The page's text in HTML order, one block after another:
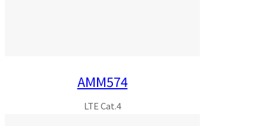
AMM574
LTE Cat.4